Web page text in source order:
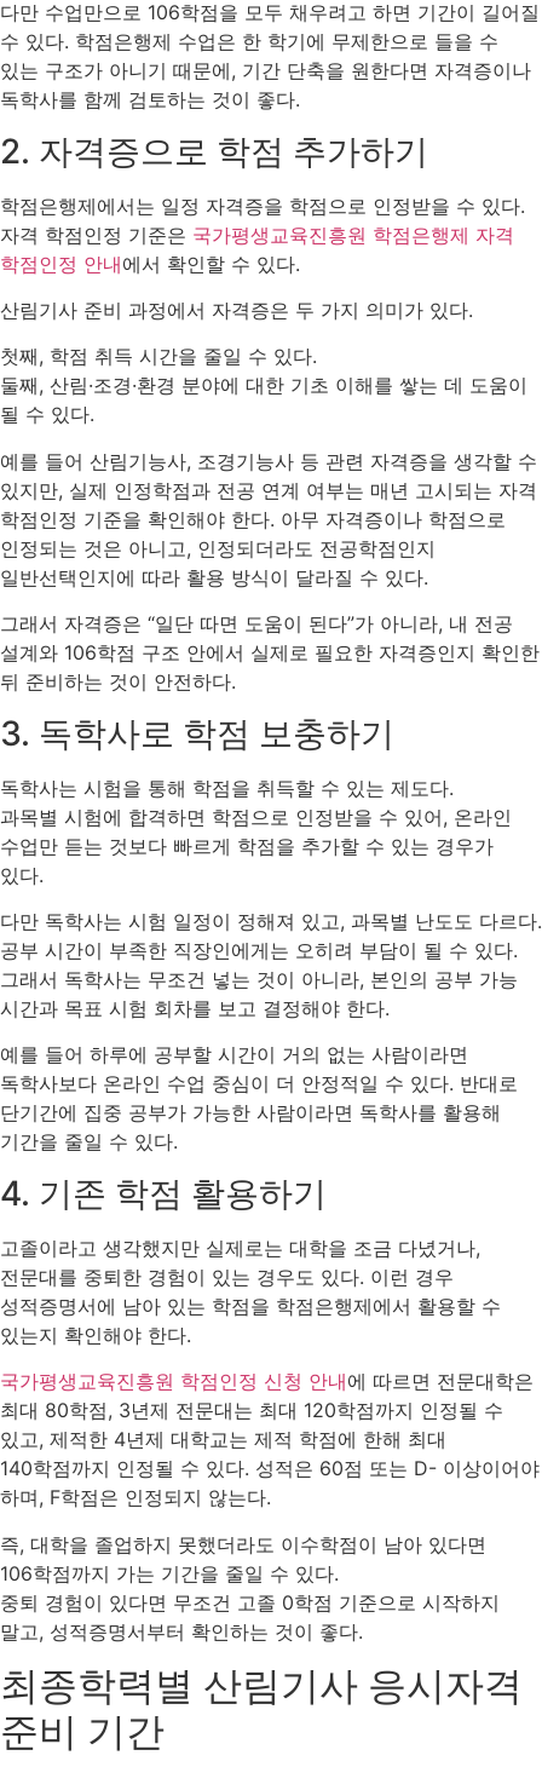
다만 수업만으로 106학점을 모두 채우려고 하면 기간이 길어질
수 있다. 학점은행제 수업은 한 학기에 무제한으로 들을 수
있는 구조가 아니기 때문에, 기간 단축을 원한다면 자격증이나
독학사를 함께 검토하는 것이 좋다.
2. 자격증으로 학점 추가하기
학점은행제에서는 일정 자격증을 학점으로 인정받을 수 있다.
자격 학점인정 기준은 국가평생교육진흥원 학점은행제 자격
학점인정 안내에서 확인할 수 있다.
산림기사 준비 과정에서 자격증은 두 가지 의미가 있다.
첫째, 학점 취득 시간을 줄일 수 있다.
둘째, 산림·조경·환경 분야에 대한 기초 이해를 쌓는 데 도움이
될 수 있다.
예를 들어 산림기능사, 조경기능사 등 관련 자격증을 생각할 수
있지만, 실제 인정학점과 전공 연계 여부는 매년 고시되는 자격
학점인정 기준을 확인해야 한다. 아무 자격증이나 학점으로
인정되는 것은 아니고, 인정되더라도 전공학점인지
일반선택인지에 따라 활용 방식이 달라질 수 있다.
그래서 자격증은 “일단 따면 도움이 된다”가 아니라, 내 전공
설계와 106학점 구조 안에서 실제로 필요한 자격증인지 확인한
뒤 준비하는 것이 안전하다.
3. 독학사로 학점 보충하기
독학사는 시험을 통해 학점을 취득할 수 있는 제도다.
과목별 시험에 합격하면 학점으로 인정받을 수 있어, 온라인
수업만 듣는 것보다 빠르게 학점을 추가할 수 있는 경우가
있다.
다만 독학사는 시험 일정이 정해져 있고, 과목별 난도도 다르다.
공부 시간이 부족한 직장인에게는 오히려 부담이 될 수 있다.
그래서 독학사는 무조건 넣는 것이 아니라, 본인의 공부 가능
시간과 목표 시험 회차를 보고 결정해야 한다.
예를 들어 하루에 공부할 시간이 거의 없는 사람이라면
독학사보다 온라인 수업 중심이 더 안정적일 수 있다. 반대로
단기간에 집중 공부가 가능한 사람이라면 독학사를 활용해
기간을 줄일 수 있다.
4. 기존 학점 활용하기
고졸이라고 생각했지만 실제로는 대학을 조금 다녔거나,
전문대를 중퇴한 경험이 있는 경우도 있다. 이런 경우
성적증명서에 남아 있는 학점을 학점은행제에서 활용할 수
있는지 확인해야 한다.
국가평생교육진흥원 학점인정 신청 안내에 따르면 전문대학은
최대 80학점, 3년제 전문대는 최대 120학점까지 인정될 수
있고, 제적한 4년제 대학교는 제적 학점에 한해 최대
140학점까지 인정될 수 있다. 성적은 60점 또는 D- 이상이어야
하며, F학점은 인정되지 않는다.
즉, 대학을 졸업하지 못했더라도 이수학점이 남아 있다면
106학점까지 가는 기간을 줄일 수 있다.
중퇴 경험이 있다면 무조건 고졸 0학점 기준으로 시작하지
말고, 성적증명서부터 확인하는 것이 좋다.
최종학력별 산림기사 응시자격
준비 기간